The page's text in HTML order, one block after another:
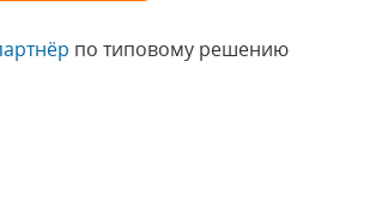
по типовому решению